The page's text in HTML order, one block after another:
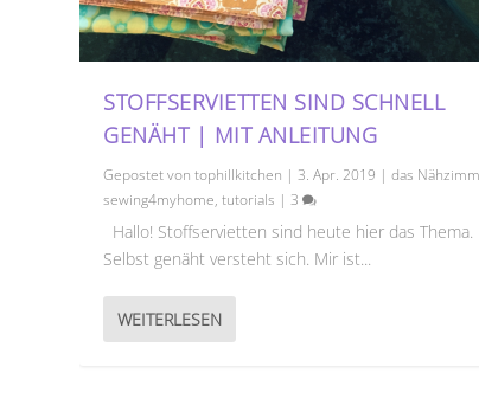
STOFFSERVIETTEN SIND SCHNELL
GENÄHT | MIT ANLEITUNG
Gepostet vontophillkitchen |3. Apr. 2019 |das
sewing4myhome,tutorials |3
Hallo! Stoffservietten sind heute hier das Thema.
Selbst genäht versteht sich. Mir ist...
WEITERLESEN